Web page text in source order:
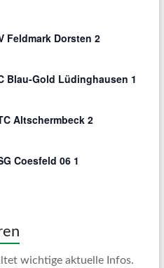
Feldmark Dorsten 2
Blau-Gold Lüdinghausen 1
Altschermbeck 2
Coesfeld 06 1
wichtige aktuelle Infos.